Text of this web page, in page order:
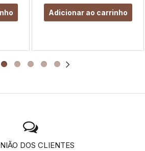
Adicionar ao carrinho
DOS CLIENTES